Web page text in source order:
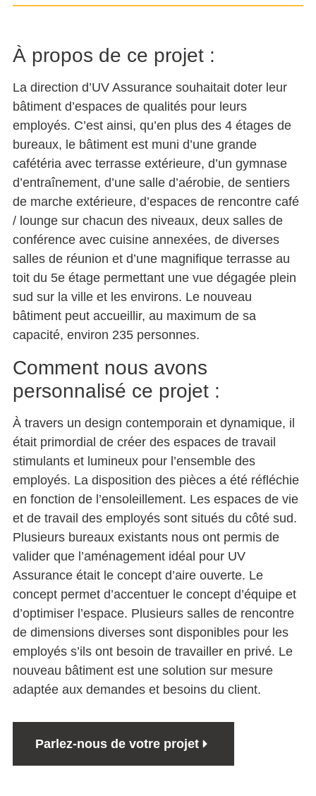
À propos de ce projet :
La direction d’UV Assurance souhaitait doter leur
bâtiment d’espaces de qualités pour leurs
employés. C’est ainsi, qu’en plus des 4 étages de
bureaux, le bâtiment est muni d’une grande
cafétéria avec terrasse extérieure, d’un gymnase
d’entraînement, d’une salle d’aérobie, de sentiers
de marche extérieure, d’espaces de rencontre café
/ lounge sur chacun des niveaux, deux salles de
conférence avec cuisine annexées, de diverses
salles de réunion et d’une magnifique terrasse au
toit du 5e étage permettant une vue dégagée plein
sud sur la ville et les environs. Le nouveau
bâtiment peut accueillir, au maximum de sa
capacité, environ 235 personnes.
Comment nous avons
personnalisé ce projet :
À travers un design contemporain et dynamique, il
était primordial de créer des espaces de travail
stimulants et lumineux pour l’ensemble des
employés. La disposition des pièces a été réfléchie
en fonction de l’ensoleillement. Les espaces de vie
et de travail des employés sont situés du côté sud.
Plusieurs bureaux existants nous ont permis de
valider que l’aménagement idéal pour UV
Assurance était le concept d’aire ouverte. Le
concept permet d’accentuer le concept d’équipe et
d’optimiser l’espace. Plusieurs salles de rencontre
de dimensions diverses sont disponibles pour les
employés s’ils ont besoin de travailler en privé. Le
nouveau bâtiment est une solution sur mesure
adaptée aux demandes et besoins du client.
Parlez-nous de votre projet